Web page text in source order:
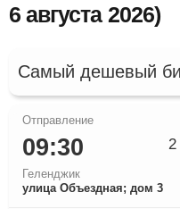
6 августа 2026)
Самый дешевый
09:30
Геленджик
улица Объездная; дом 3
2